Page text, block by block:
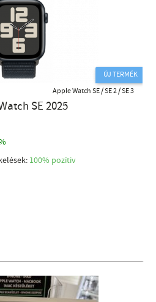
ÚJ TERMÉK
Apple Watch SE / SE 2 / SE 3
SE 2025
100% pozítiv